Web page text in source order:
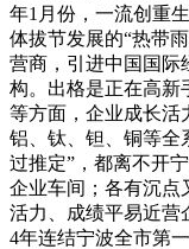
年1月份，一流创重
体拔节发展的“热带
营商，引进中国国际
构。出格是正在高新
等方面，企业成长活
铝、钛、钽、铜等全
过推定”，都离不开
企业车间；各有沉点
活力、成绩平易近营
4年连结宁波全市第